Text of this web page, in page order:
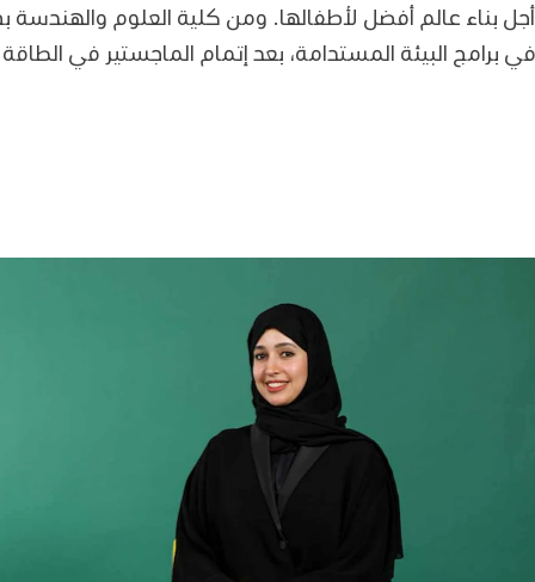
بناء عالم أفضل لأطفالها. ومن كلية العلوم
برامج البيئة المستدامة، بعد إتمام الماجستير في